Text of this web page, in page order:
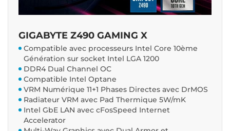
GIGABYTE Z490 GAMING X
Compatible avec processeurs Intel Core 10ème
Génération sur socket Intel LGA 1200
DDR4 Dual Channel OC
Compatible Intel Optane
VRM Numérique 11+1 Phases Directes avec DrMOS
Radiateur VRM avec Pad Thermique 5W/mK
Intel GbE LAN avec cFosSpeed Internet
Accelerator